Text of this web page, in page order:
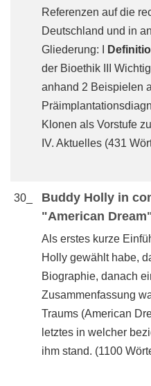
Referenzen auf die
Deutschland und in
Gliederung: I
der Bioethik III
anhand 2 Beispielen
Klonen als Vorstufe
IV. Aktuelles (431
30_
Buddy Holly in
"American
Als erstes kurze
Holly gewählt habe,
Biographie, danach
Zusammenfassung
Traums (American
letztes in welcher
ihm stand. (1100